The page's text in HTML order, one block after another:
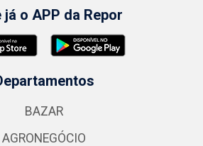
já o APP da Repor
BAZAR
AGRONEGÓCIO